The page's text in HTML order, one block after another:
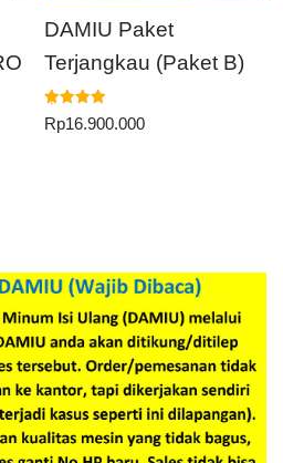
DAMIU Paket
Terjangkau (Paket B)
Dinilai
5.00
Rp16.900.000